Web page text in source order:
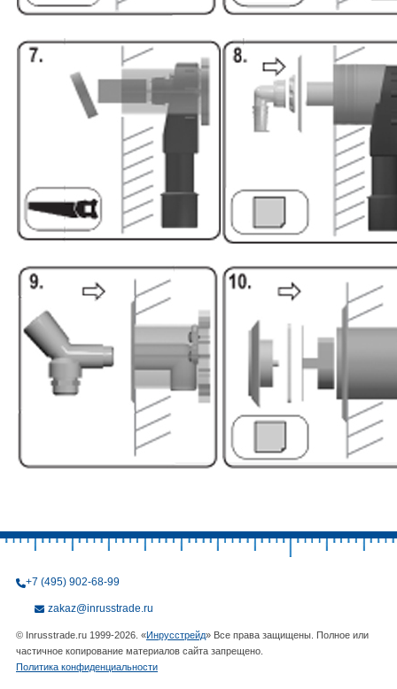
+7 (495) 902-68-99
zakaz@inrusstrade.ru
© Inrusstrade.ru 1999-2026. «Инрусстрейд» Все права защищены. Полное или
частичное копирование материалов сайта запрещено.
Политика конфиденциальности